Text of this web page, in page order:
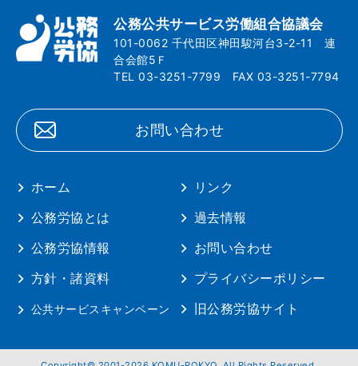
公務公共サービス労働組合協議会
101-0062 千代田区神田駿河台3-2-11 連
合会館5Ｆ
TEL 03-3251-7799 FAX 03-3251-7794
お問い合わせ
ホーム
公務労協とは
公務労協情報
方針・諸資料
公共サービスキャンペーン
リンク
過去情報
お問い合わせ
プライバシーポリシー
旧公務労協サイト